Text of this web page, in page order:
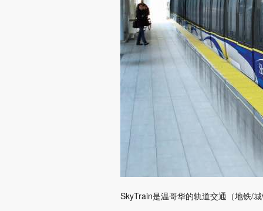
SkyTrain是温哥华的轨道交通（地铁/